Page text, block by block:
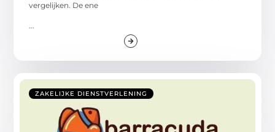
vergelijken. De ene
ZAKELIJKE DIENSTVERLENING